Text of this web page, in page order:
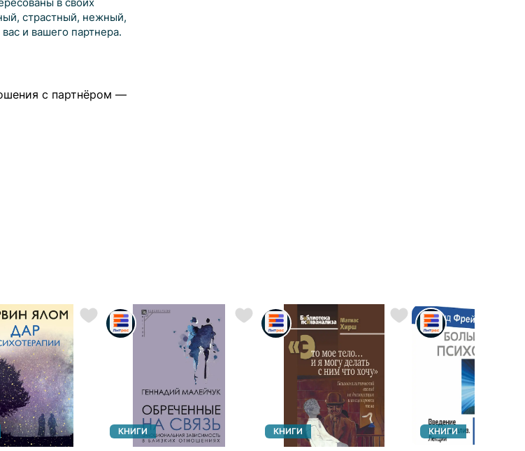
страстный, нежный,
и вашего партнера.
с партнёром —
КНИГИ КНИГИ КНИГИ